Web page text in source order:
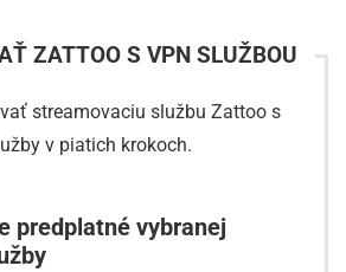
ZATTOO S VPN SLUŽBOU
streamovaciu službu Zattoo s
v piatich krokoch.
predplatné vybranej